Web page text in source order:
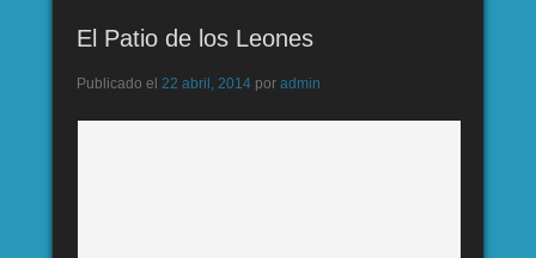
El Patio de los Leones
Publicado el 22 abril, 2014 por admin